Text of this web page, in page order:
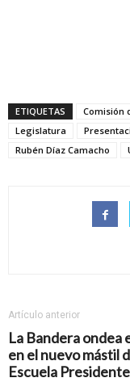
ETIQUETAS Comisión
Legislatura
Rubén Díaz Camacho
Artículo anterior
La Bandera ondea
en el nuevo mástil
Escuela